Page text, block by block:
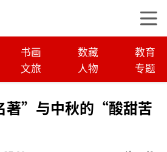
书画 数藏
教育
文旅 人物 专题
著”与中秋的“酸甜苦